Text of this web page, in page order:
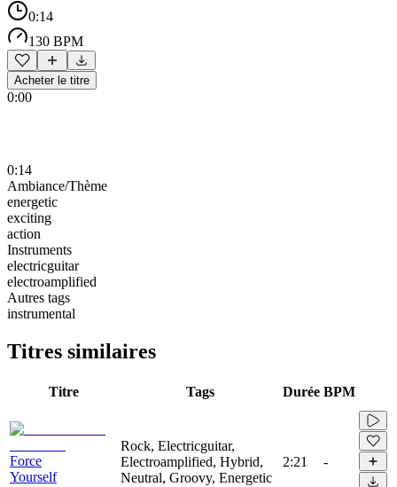
0:14
130 BPM
Acheter le titre
0:00
0:14
Ambiance/Thème
energetic
exciting
action
Instruments
electricguitar
electroamplified
Autres tags
instrumental
Titres similaires
Titre Tags Durée BPM
Force
Yourself
Rock, Electricguitar,
Electroamplified, Hybrid,
Neutral, Groovy, Energetic
2:21 -